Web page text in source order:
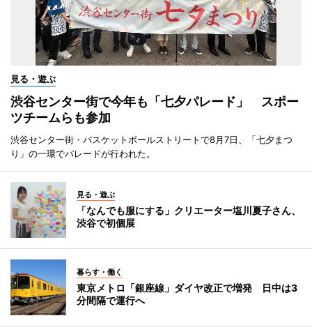
見る・遊ぶ
渋谷センター街で今年も「七夕パレード」 スポー
ツチームらも参加
渋谷センター街・バスケットボールストリートで8月7日、「七夕まつ
り」の一環でパレードが行われた。
見る・遊ぶ
「なんでも服にする」クリエーター塩川夏子さん、
渋谷で初個展
暮らす・働く
東京メトロ「銀座線」ダイヤ改正で増発 日中は3
分間隔で運行へ